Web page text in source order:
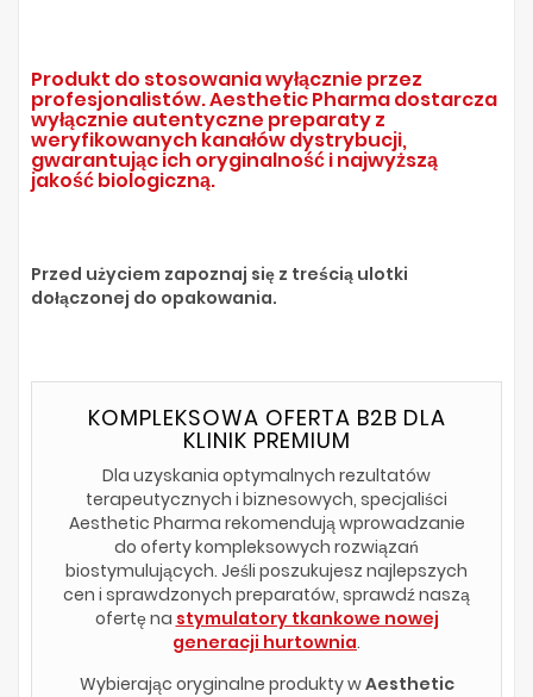
Produkt do stosowania wyłącznie przez
profesjonalistów. Aesthetic Pharma dostarcza
wyłącznie autentyczne preparaty z
weryfikowanych kanałów dystrybucji,
gwarantując ich oryginalność i najwyższą
jakość biologiczną.
Przed użyciem zapoznaj się z treścią ulotki
dołączonej do opakowania.
KOMPLEKSOWA OFERTA B2B DLA
KLINIK PREMIUM
Dla uzyskania optymalnych rezultatów
terapeutycznych i biznesowych, specjaliści
Aesthetic Pharma rekomendują wprowadzanie
do oferty kompleksowych rozwiązań
biostymulujących. Jeśli poszukujesz najlepszych
cen i sprawdzonych preparatów, sprawdź naszą
ofertę na stymulatory tkankowe nowej
generacji hurtownia.
Wybierając oryginalne produkty wAesthetic